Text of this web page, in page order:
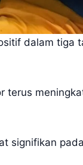
dalam tiga
terus
signifikan